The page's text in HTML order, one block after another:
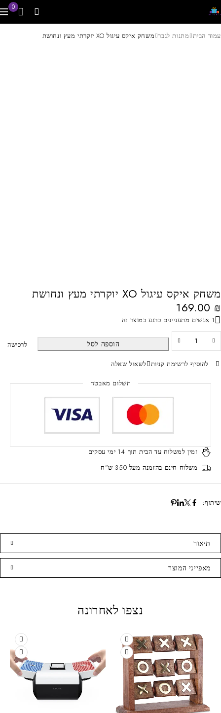
0
עמוד הבית מתנות לגבר משחק איקס עיגול XO יוקרתי מעץ ונחושת
משחק איקס עיגול XO יוקרתי מעץ ונחושת
169.00 ₪
1 אנשים מתעניינים כרגע במוצר זה
הוספה לסל לרכישה
להוסיף לרשימת קניות לשאול שאלה
תשלום מאבטח
זמין למשלוח עד הביתתוך 14 ימי עסקים
משלוח חינם בהזמנה מעל 350 ש"ח
שיתוף:
תיאור
מאפייני המוצר
נצפו לאחרונה